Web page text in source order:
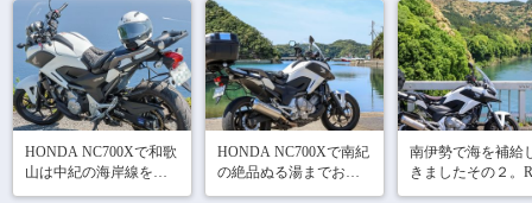
HONDA NC700Xで和歌
山は中紀の海岸線をな
ぞって海を補給してき
HONDA NC700Xで南紀
の絶品ぬる湯までお泊
まりツーリングしてき
南伊勢で海を補給
きましたその２。
和歌山街道やらで
で相場をチェック！
車種選択するだけ、かんたん相場検索
まずはメーカーを選択する
排気量
車種